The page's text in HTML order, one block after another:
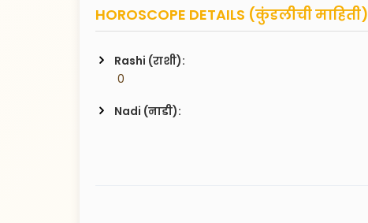
HOROSCOPE DETAILS (कुंडलीची माहिती)
Rashi (राशी):
0
Nadi (नाडी):